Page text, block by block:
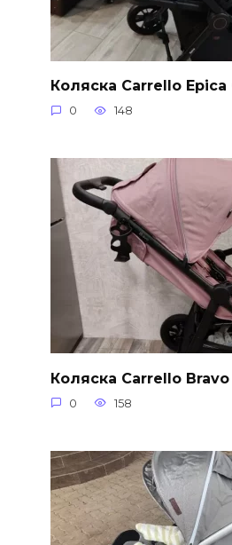
Коляска Carrello Epica
0 148
Коляска Carrello Bravo
0 158